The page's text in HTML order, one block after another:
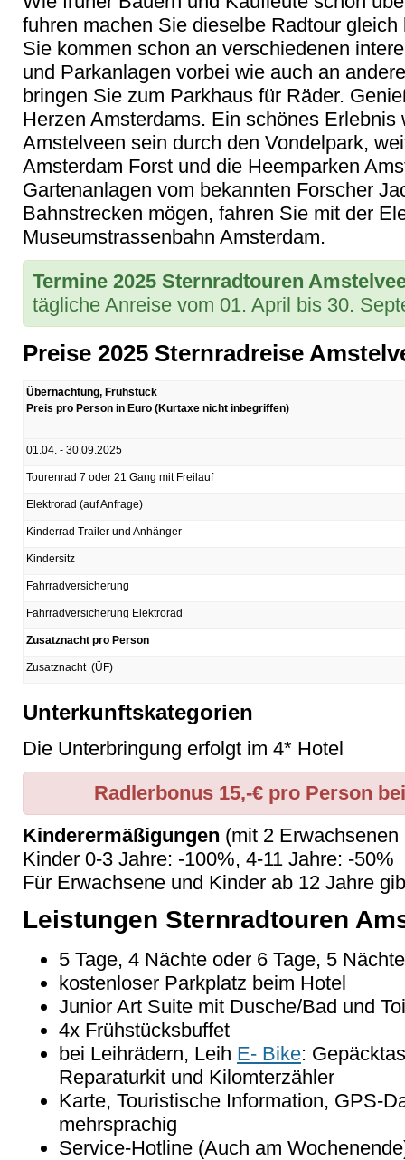
fuhren machen Sie dieselbe Radtour
Sie kommen schon an verschiedenen
und Parkanlagen vorbei wie auch an
bringen Sie zum Parkhaus für Räder.
Herzen Amsterdams. Ein schönes
Amstelveen sein durch den Vondelpark,
Amsterdam Forst und die Heemparken
Gartenanlagen vom bekannten Forscher
Bahnstrecken mögen, fahren Sie mit der
Museumstrassenbahn Amsterdam.
Termine 2025 Sternradtouren
tägliche Anreise vom 01. April bis 30.
Preise 2025 Sternradreise
Übernachtung, Frühstück
Preis pro Person in Euro (Kurtaxe nicht inbegriffen)
01.04. - 30.09.2025
Tourenrad 7 oder 21 Gang mit Freilauf
Elektrorad (auf Anfrage)
Kinderrad Trailer und Anhänger
Kindersitz
Fahrradversicherung
Fahrradversicherung Elektrorad
Zusatznacht pro Person
Zusatznacht (ÜF)
Unterkunftskategorien
Die Unterbringung erfolgt im 4* Hotel
Radlerbonus 15,-€ pro Person
Kinderermäßigungen (mit 2
Kinder 0-3 Jahre: -100%, 4-11 Jahre: -50%
Für Erwachsene und Kinder ab 12 Jahre
Leistungen Sternradtouren
5 Tage, 4 Nächte oder 6 Tage, 5 Nächte
kostenloser Parkplatz beim Hotel
Junior Art Suite mit Dusche/Bad und
4x Frühstücksbuffet
bei Leihrädern, Leih E- Bike:
Reparaturkit und Kilomterzähler
Karte, Touristische Information, GPS-
mehrsprachig
Service-Hotline (Auch am